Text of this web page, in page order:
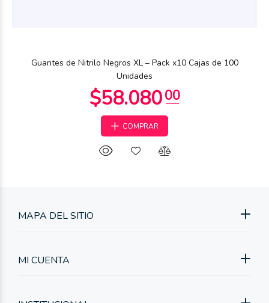
Guantes de Nitrilo Negros XL – Pack x10 Cajas de 100
Unidades
COMPRAR
MAPA DEL SITIO
MI CUENTA